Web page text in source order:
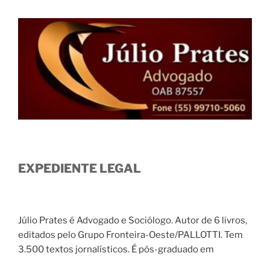
EXPEDIENTE LEGAL
Júlio Prates é Advogado e Sociólogo. Autor de 6 livros,
editados pelo Grupo Fronteira-Oeste/PALLOTTI. Tem
3.500 textos jornalísticos. É pós-graduado em